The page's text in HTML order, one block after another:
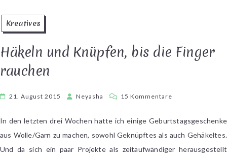
Kreatives
Häkeln und Knüpfen, bis die Finger
rauchen
21. August 2015 Neyasha 15 Kommentare
und
In den letzten drei Wochen hatte ich einige Geburtstagsgeschenke
aus Wolle/Garn zu machen, sowohl Geknüpftes als auch Gehäkeltes.
Und da sich ein paar Projekte als zeitaufwändiger herausgestellt